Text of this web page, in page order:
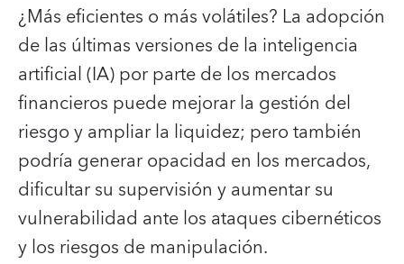
¿Más eficientes o más volátiles? La adopción
de las últimas versiones de la inteligencia
artificial (IA) por parte de los mercados
financieros puede mejorar la gestión del
riesgo y ampliar la liquidez; pero también
podría generar opacidad en los mercados,
dificultar su supervisión y aumentar su
vulnerabilidad ante los ataques cibernéticos
y los riesgos de manipulación.